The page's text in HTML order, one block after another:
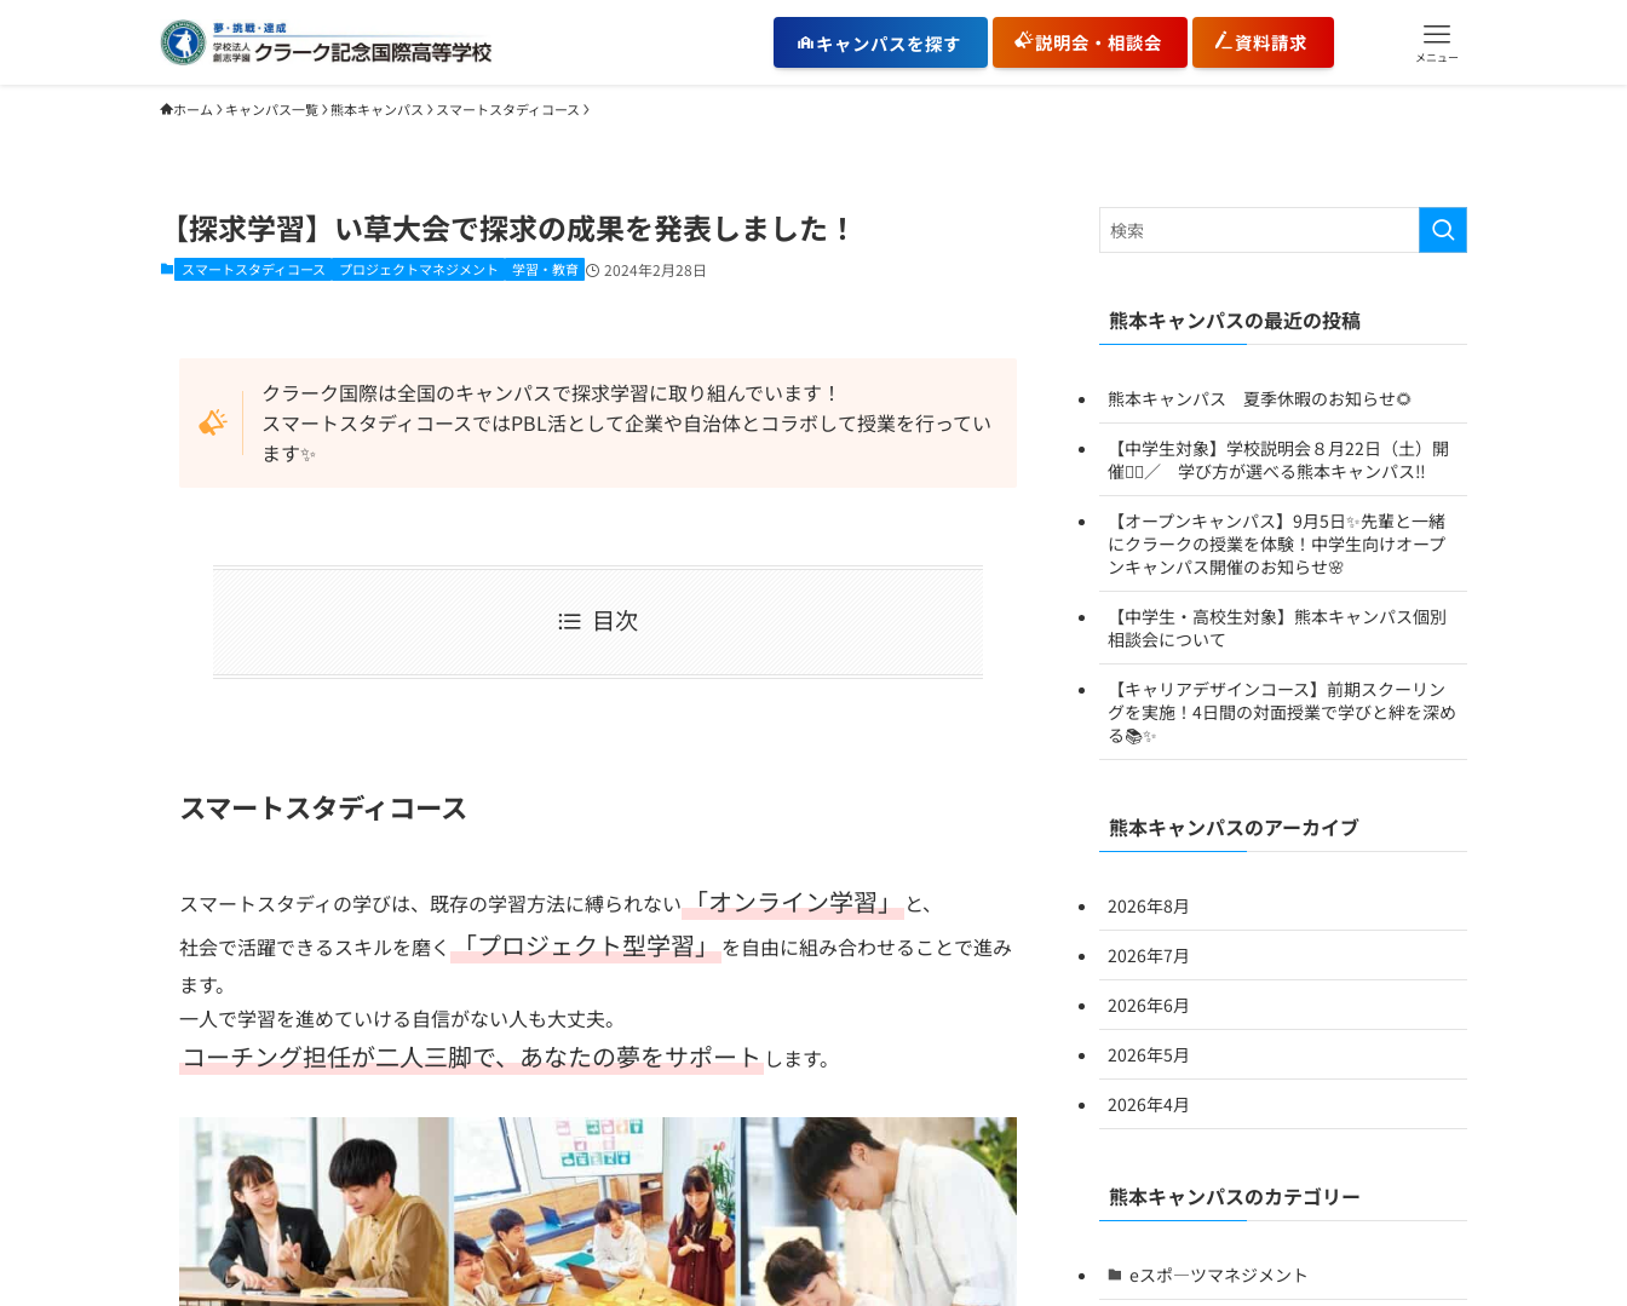
キャンパスを探す 説明会・相談会 資料請求
メニュー
ホーム キャンパス一覧 熊本キャンパス スマートスタディコース
【探求学習】い草大会で探求の成果を発表しました！
スマートスタディコース プロジェクトマネジメント 学習・教育 2024年2月28日
クラーク国際は全国のキャンパスで探求学習に取り組んでいます！
スマートスタディコースではPBL活として企業や自治体とコラボして授業を行ってい
ます✨
目次
スマートスタディコース
スマートスタディの学びは、既存の学習方法に縛られない「オンライン学習」 と、
社会で活躍できるスキルを磨く 「プロジェクト型学習」を自由に組み合わせることで進み
ます。
一人で学習を進めていける自信がない人も大丈夫。
コーチング担任が二人三脚で、あなたの夢をサポート します。
熊本キャンパスの最近の投稿
熊本キャンパス 夏季休暇のお知らせ🌻
【中学生対象】学校説明会８月22日（土）開
催💁‍♀️／ 学び方が選べる熊本キャンパス‼
【オープンキャンパス】9月5日✨先輩と一緒
にクラークの授業を体験！中学生向けオープ
ンキャンパス開催のお知らせ🌸
【中学生・高校生対象】熊本キャンパス個別
相談会について
【キャリアデザインコース】前期スクーリン
グを実施！4日間の対面授業で学びと絆を深め
る📚✨
熊本キャンパスのアーカイブ
2026年8月
2026年7月
2026年6月
2026年5月
2026年4月
熊本キャンパスのカテゴリー
eスポ―ツマネジメント